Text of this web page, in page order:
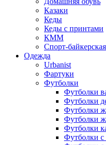
Казаки
Кеды
Кеды с принтами
КММ
Спорт-
Одежда
Urbanist
Фартуки
Футболки
Футболки
Футболки
Футболки
Футболки
Футболки
Футболки с